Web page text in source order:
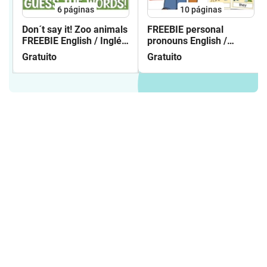
6páginas
Don´t say it! Zoo animals
FREEBIE English / Inglés
gratis
Gratuito
10páginas
FREEBIE personal
pronouns English /
Inglés flash cards
Gratuito